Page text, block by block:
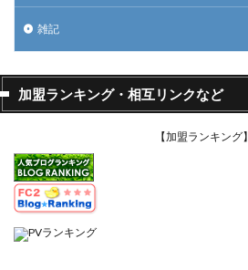
雑記
加盟ランキング・相互リンクなど
【加盟ランキング】